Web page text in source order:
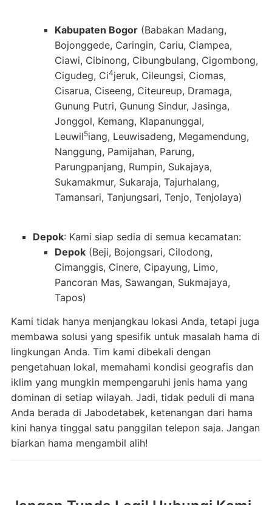
Kabupaten Bogor(Babakan Madang,
Bojonggede, Caringin, Cariu, Ciampea,
Ciawi, Cibinong, Cibungbulang, Cigombong,
Cigudeg, Ci4jeruk, Cileungsi, Ciomas,
Cisarua, Ciseeng, Citeureup, Dramaga,
Gunung Putri, Gunung Sindur, Jasinga,
Jonggol, Kemang, Klapanunggal,
Leuwil5iang, Leuwisadeng, Megamendung,
Nanggung, Pamijahan, Parung,
Parungpanjang, Rumpin, Sukajaya,
Sukamakmur, Sukaraja, Tajurhalang,
Tamansari, Tanjungsari, Tenjo, Tenjolaya)
Depok: Kami siap sedia di semua kecamatan:
Depok(Beji, Bojongsari, Cilodong,
Cimanggis, Cinere, Cipayung, Limo,
Pancoran Mas, Sawangan, Sukmajaya,
Tapos)
Kami tidak hanya menjangkau lokasi Anda, tetapi juga
membawa solusi yang spesifik untuk masalah hama di
lingkungan Anda. Tim kami dibekali dengan
pengetahuan lokal, memahami kondisi geografis dan
iklim yang mungkin mempengaruhi jenis hama yang
dominan di setiap wilayah. Jadi, tidak peduli di mana
Anda berada di Jabodetabek, ketenangan dari hama
kini hanya tinggal satu panggilan telepon saja. Jangan
biarkan hama mengambil alih!